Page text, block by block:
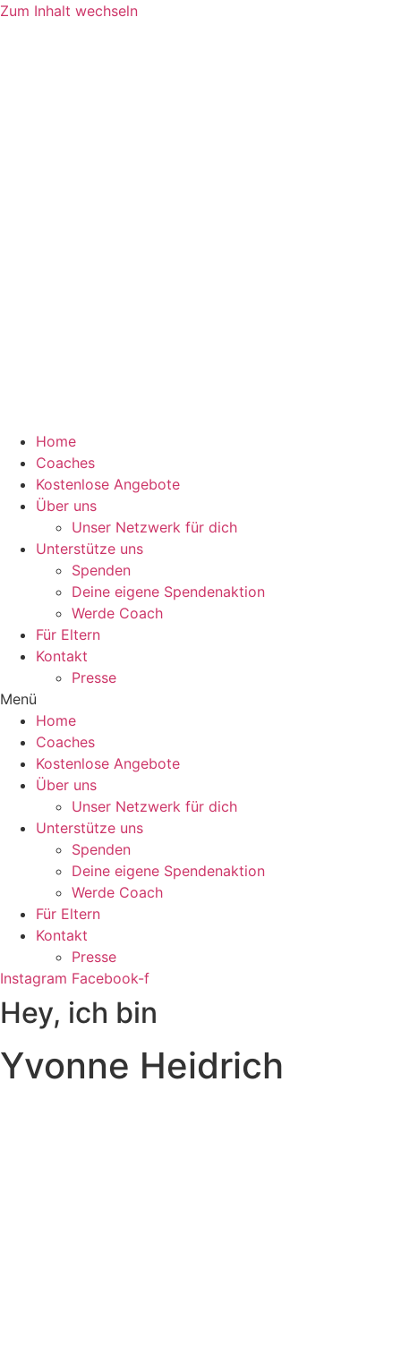
Zum Inhalt wechseln
Home
Coaches
Kostenlose Angebote
Über uns
Unser Netzwerk für dich
Unterstütze uns
Spenden
Deine eigene Spendenaktion
Werde Coach
Für Eltern
Kontakt
Presse
Menü
Home
Coaches
Kostenlose Angebote
Über uns
Unser Netzwerk für dich
Unterstütze uns
Spenden
Deine eigene Spendenaktion
Werde Coach
Für Eltern
Kontakt
Presse
Instagram Facebook-f
Hey, ich bin
Yvonne Heidrich